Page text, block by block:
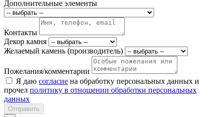
Дополнительные элементы
Контакты
Декор камня
Желаемый камень (производитель)
Пожелания/комментарии
Я даю согласие на обработку персональных данных и
прочел политику в отношении обработки персональных
данных
Отправить